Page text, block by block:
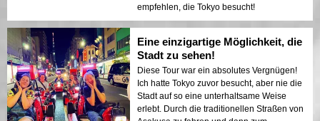
empfehlen, die Tokyo besucht!
Eine einzigartige Möglichkeit, die
Stadt zu sehen!
Diese Tour war ein absolutes Vergnügen!
Ich hatte Tokyo zuvor besucht, aber nie die
Stadt auf so eine unterhaltsame Weise
erlebt. Durch die traditionellen Straßen von